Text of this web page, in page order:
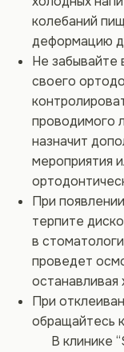
колебаний
деформацию
Не забывайте
своего
проводимого
назначит
мероприятия
При
терпите
в
проведет
останавливая
При
обращайтесь
В клинике